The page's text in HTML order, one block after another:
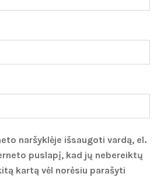
naršyklėje išsaugoti vardą, el.
puslapį, kad jų nebereiktų
kartą vėl norėsiu parašyti